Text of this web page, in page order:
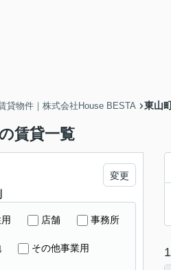
貸物件｜株式会社House BESTA 東山
賃貸一覧
1
変更
店舗 事務所
その他事業用